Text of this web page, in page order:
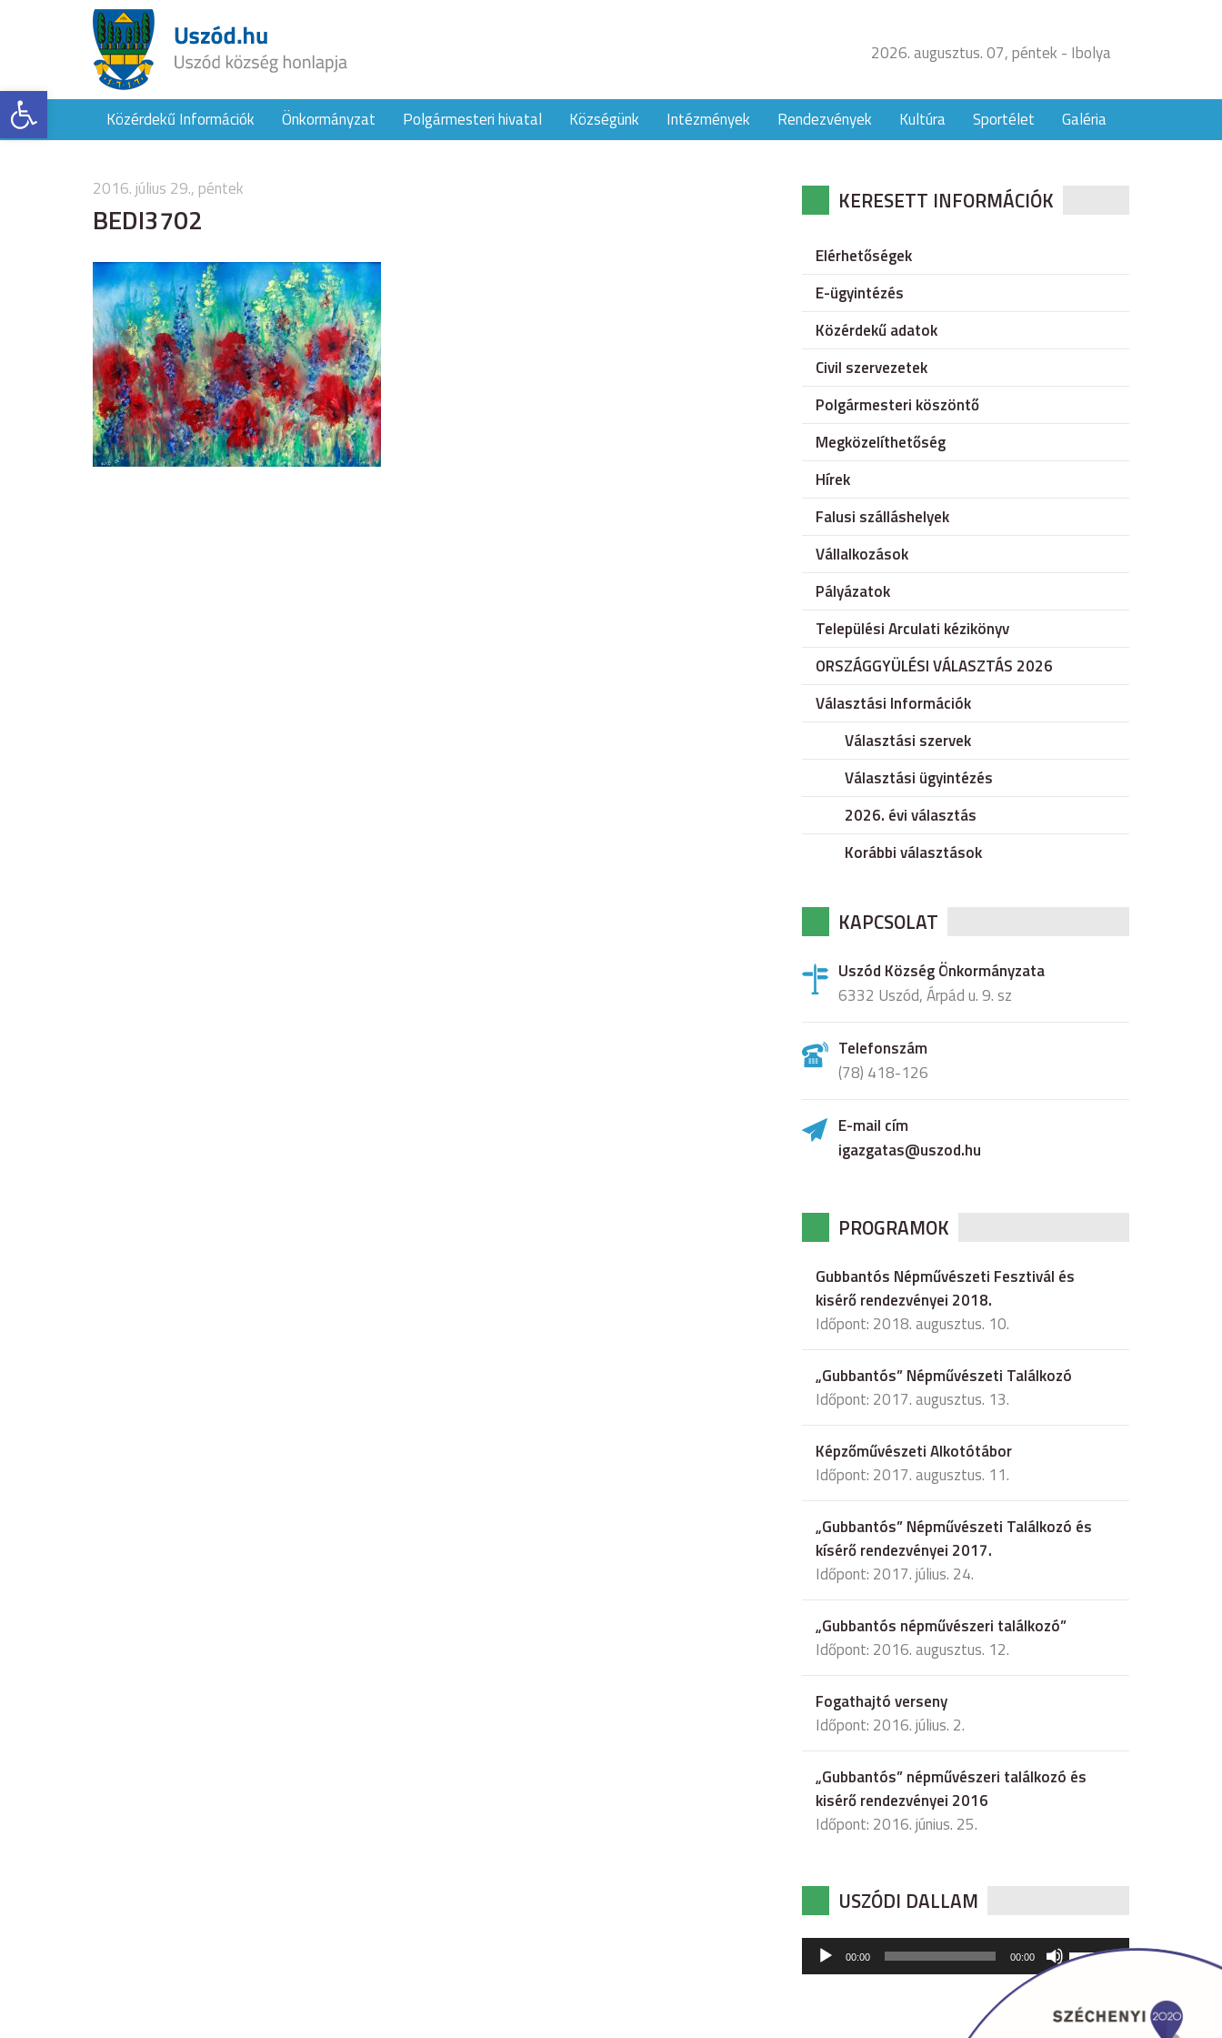
Eszköztár megnyitása
2026. augusztus. 07, péntek - Ibolya
Közérdekű Információk Önkormányzat Polgármesteri hivatal Községünk Intézmények Rendezvények Kultúra Sportélet Galéria
2016. július 29., péntek
BEDI3702 KERESETT INFORMÁCIÓK
Elérhetőségek
E-ügyintézés
Közérdekű adatok
Civil szervezetek
Polgármesteri köszöntő
Megközelíthetőség
Hírek
Falusi szálláshelyek
Vállalkozások
Pályázatok
Települési Arculati kézikönyv
ORSZÁGGYÜLÉSI VÁLASZTÁS 2026
Választási Információk
Választási szervek
Választási ügyintézés
2026. évi választás
Korábbi választások
KAPCSOLAT
Uszód Község Önkormányzata
6332 Uszód, Árpád u. 9. sz
Telefonszám
(78) 418-126
E-mail cím
igazgatas@uszod.hu
PROGRAMOK
Gubbantós Népművészeti Fesztivál és
kisérő rendezvényei 2018.
Időpont: 2018. augusztus. 10.
„Gubbantós” Népművészeti Találkozó
Időpont: 2017. augusztus. 13.
Képzőművészeti Alkotótábor
Időpont: 2017. augusztus. 11.
„Gubbantós” Népművészeti Találkozó és
kísérő rendezvényei 2017.
Időpont: 2017. július. 24.
„Gubbantós népművészeri találkozó”
Időpont: 2016. augusztus. 12.
Fogathajtó verseny
Időpont: 2016. július. 2.
„Gubbantós” népművészeri találkozó és
kisérő rendezvényei 2016
Időpont: 2016. június. 25.
USZÓDI DALLAM
Audió
lejátszó
00:00 00:00
hangerő
csökkentéséhez